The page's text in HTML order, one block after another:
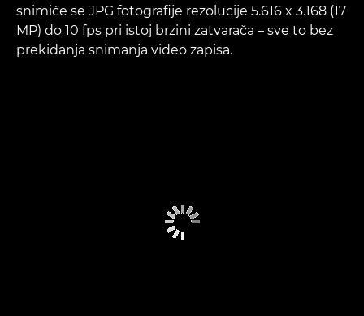
snimiće se JPG fotografije rezolucije 5.616 x 3.168 (17
MP) do 10 fps pri istoj brzini zatvarača – sve to bez
prekidanja snimanja video zapisa.